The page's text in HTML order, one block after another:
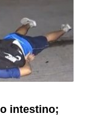
intestino;